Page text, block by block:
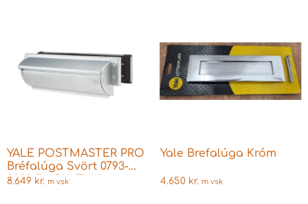
YALE POSTMASTER PRO
Bréfalúga Svört 0793-
3000-BK-BK (EKKI
8.649 kr. m vsk
Yale Brefalúga Króm
4.650 kr. m vsk